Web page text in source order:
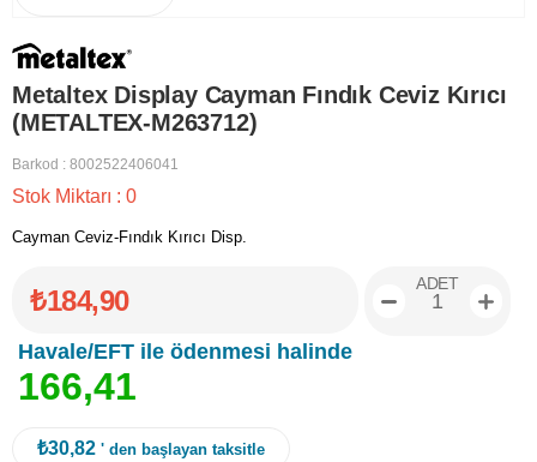
Metaltex Display Cayman Fındık Ceviz Kırıcı
(METALTEX-M263712)
Barkod : 8002522406041
Stok Miktarı : 0
Cayman Ceviz-Fındık Kırıcı Disp.
₺184,90
Havale/EFT ile ödenmesi halinde
166,41
ADET
₺30,82 ' den başlayan taksitle